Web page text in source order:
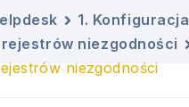
1. Konfiguracja
niezgodności
niezgodności